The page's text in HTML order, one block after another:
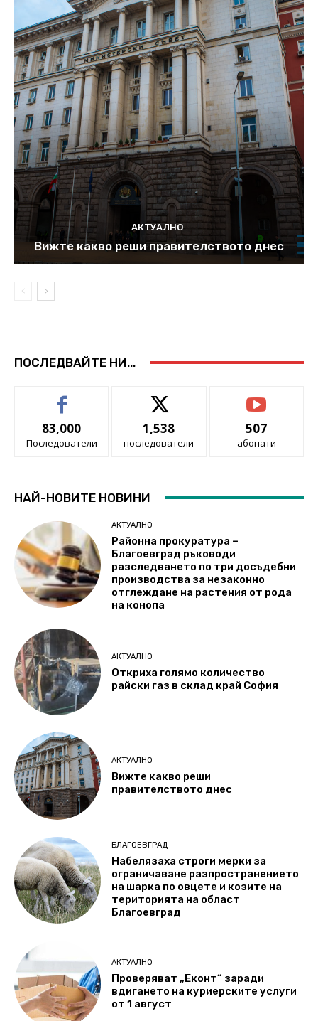
АКТУАЛНО
Вижте какво реши правителството днес
ПОСЛЕДВАЙТЕ НИ...
83,000
Последователи
1,538
последователи
507
абонати
НАЙ-НОВИТЕ НОВИНИ
АКТУАЛНО
Районна прокуратура –
Благоевград ръководи
разследването по три досъдебни
производства за незаконно
отглеждане на растения от рода
на конопа
АКТУАЛНО
Откриха голямо количество
райски газ в склад край София
АКТУАЛНО
Вижте какво реши
правителството днес
БЛАГОЕВГРАД
Набелязаха строги мерки за
ограничаване разпространението
на шарка по овцете и козите на
територията на област
Благоевград
АКТУАЛНО
Проверяват „Еконт“ заради
вдигането на куриерските услуги
от 1 август